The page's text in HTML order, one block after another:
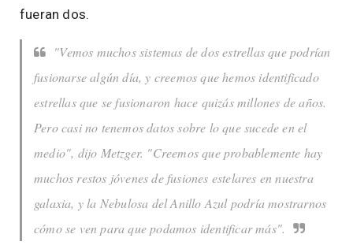
fueran dos.
"Vemos muchos sistemas de dos estrellas que podrían
fusionarse algún día, y creemos que hemos identificado
estrellas que se fusionaron hace quizás millones de años.
Pero casi no tenemos datos sobre lo que sucede en el
medio", dijo Metzger. "Creemos que probablemente hay
muchos restos jóvenes de fusiones estelares en nuestra
galaxia, y la Nebulosa del Anillo Azul podría mostrarnos
cómo se ven para que podamos identificar más".